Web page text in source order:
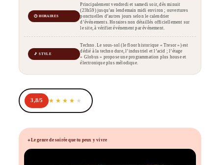
🕒 HORAIRES
Principalement vendredi et samedi soir, dès minuit
(23h59) jusqu’au lendemain midi environ ; ouvertures
ponctuelles d’autres jours selon le calendrier
d’événements. Horaires non détaillés officiellement sur
le site, à vérifier événement par événement.
🎵 STYLE
Techno. Le sous-sol (le floor historique « Tresor ») est
dédié à la techno dure, l’industriel et l’acid ; l’étage
« Globus » propose une programmation plus house et
électronique plus mélodique.
3,8/5
Le genre de soirée que tu peux y vivre